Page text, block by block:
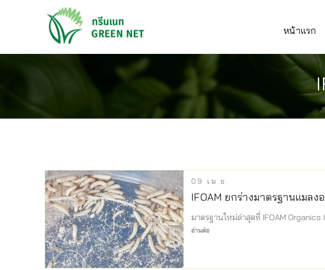
หน้าแรก
09 เม.ย.
IFOAM ยกร่างมาตรฐานแมลง
มาตรฐานใหม่ล่าสุดที่ IFOAM Organics
อ่านต่อ